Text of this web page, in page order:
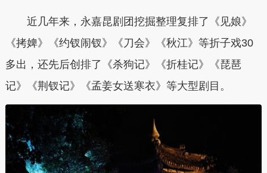
近几年来，永嘉昆剧团挖掘整理复排了《见娘》
《拷婢》《约钗闹钗》《刀会》《秋江》等折子戏30
多出，还先后创排了《杀狗记》《折桂记》《琵琶
记》《荆钗记》《孟姜女送寒衣》等大型剧目。